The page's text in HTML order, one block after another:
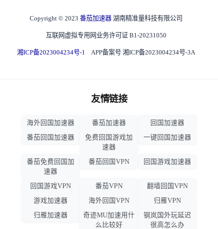
Copyright © 2023 番茄加速器 湖南精准量科技有限公司
互联网虚拟专用网业务许可证 B1-20231050
湘ICP备2023004234号-1 APP备案号 湘ICP备2023004234号-3A
友情链接
海外回国加速器 番茄加速器
回国加速器
番茄回国加速器
免费回国游戏加
速器
一键回国加速器
番茄免费回国加
速器
番茄回国VPN 回国游戏加速器
回国游戏VPN 番茄VPN
翻墙回国VPN
游戏加速器
海外回国VPN
归雁VPN
归雁加速器
奇迹MU加速用什
么比较好
钢岚国外玩延迟
很高怎么办